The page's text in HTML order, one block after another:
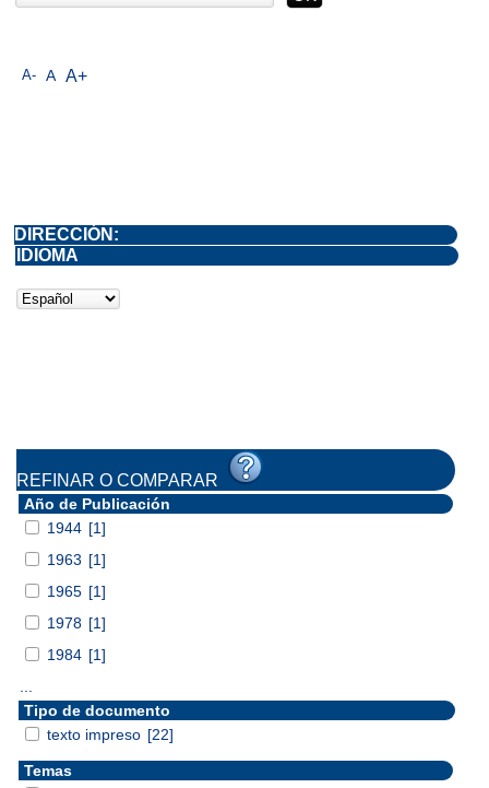
A- A A+
DIRECCIÓN:
IDIOMA
REFINAR O COMPARAR
Año de Publicación
1944 [1]
1963 [1]
1965 [1]
1978 [1]
1984 [1]
Tipo de documento
texto impreso [22]
Temas